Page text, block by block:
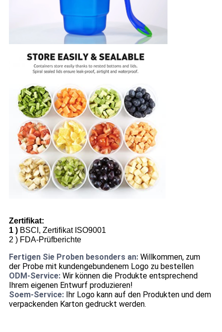
Zertifikat:
1 ) BSCI, Zertifikat ISO9001
2 ) FDA-Prüfberichte
Fertigen Sie Proben besonders an: Willkommen, zum
der Probe mit kundengebundenem Logo zu bestellen
ODM-Service: Wir können die Produkte entsprechend
Ihrem eigenen Entwurf produzieren!
Soem-Service: Ihr Logo kann auf den Produkten und dem
verpackenden Karton gedruckt werden.